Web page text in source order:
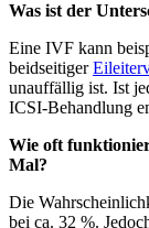
Was ist der
Eine IVF kann
beidseitiger
unauffällig ist. Ist
ICSI-Behandlung
Wie oft
Mal?
Die
bei ca. 32 %.